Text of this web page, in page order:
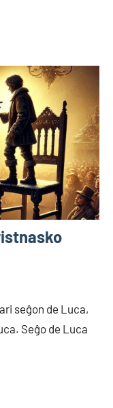
seĝon de Luca,
Seĝo de Luca